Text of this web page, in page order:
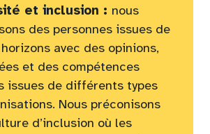
et inclusion : nous
des personnes issues de
avec des opinions,
et des compétences
issues de différents types
Nous préconisons
d’inclusion où les